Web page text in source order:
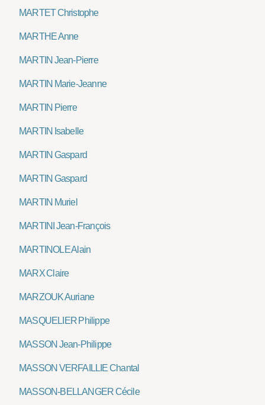
MARTET Christophe
MARTHE Anne
MARTIN Jean-Pierre
MARTIN Marie-Jeanne
MARTIN Pierre
MARTIN Isabelle
MARTIN Gaspard
MARTIN Gaspard
MARTIN Muriel
MARTINI Jean-François
MARTINOLE Alain
MARX Claire
MARZOUK Auriane
MASQUELIER Philippe
MASSON Jean-Philippe
MASSON VERFAILLIE Chantal
MASSON-BELLANGER Cécile